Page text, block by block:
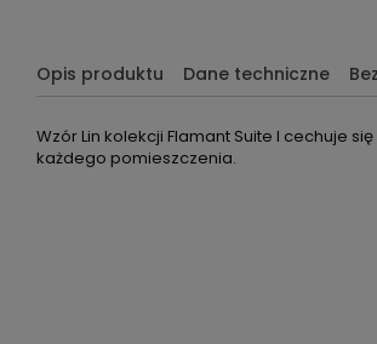
Opis produktu Dane techniczne
Wzór Lin kolekcji Flamant Suite I cechuje
każdego pomieszczenia.